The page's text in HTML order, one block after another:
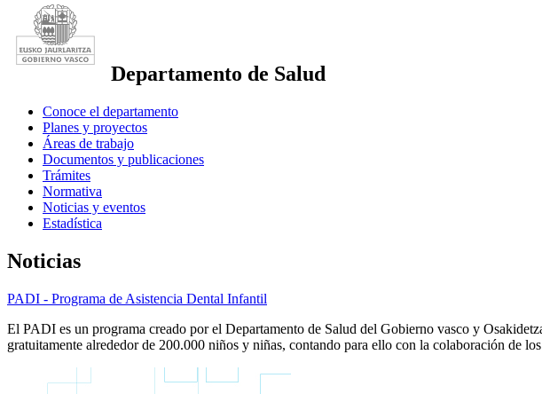
Departamento de Salud
Conoce el departamento
Planes y proyectos
Áreas de trabajo
Documentos y publicaciones
Trámites
Normativa
Noticias y eventos
Estadística
Noticias
PADI - Programa de Asistencia Dental Infantil
El PADI es un programa creado por el Departamento de Salud del Gobierno vasco y
gratuitamente alrededor de 200.000 niños y niñas, contando para ello con la colaboración de